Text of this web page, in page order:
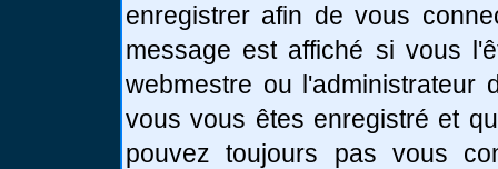
enregistrer afin de vous
message est affiché si vous
webmestre ou l'administrateur
vous vous êtes enregistré et
pouvez toujours pas vous